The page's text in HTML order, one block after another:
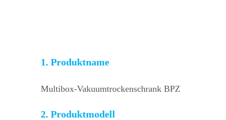
1. Produktname
Multibox-Vakuumtrockenschrank BPZ
2. Produktmodell